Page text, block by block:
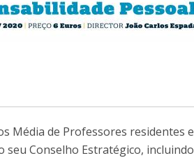
Média de Professores residentes
Conselho Estratégico,